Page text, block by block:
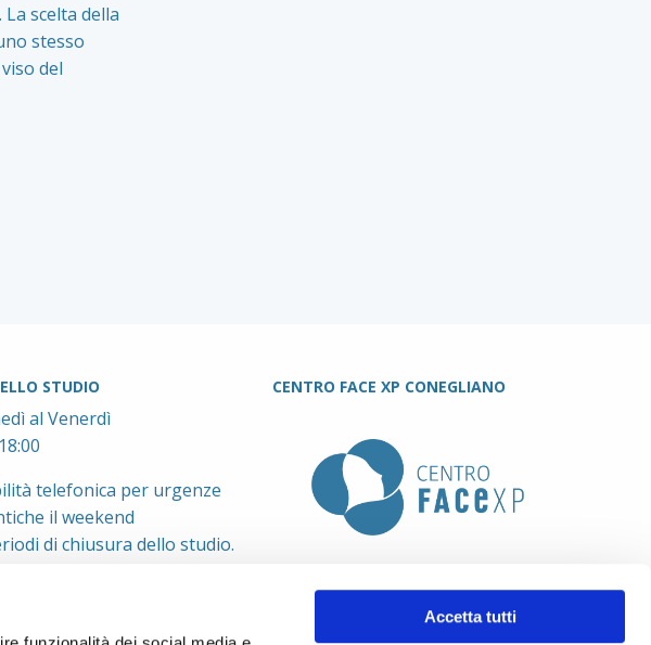
Accetta tutti
scelta della
stesso
del
STUDIO
al Venerdì
telefonica per urgenze
il weekend
di chiusura dello studio.
CENTRO FACE XP CONEGLIANO